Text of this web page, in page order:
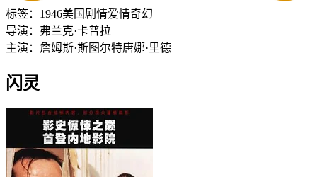
标签： 1946美国 剧情爱情奇幻
导演： 弗兰克·卡普拉
主演： 詹姆斯·斯图尔特唐娜·里德
闪灵